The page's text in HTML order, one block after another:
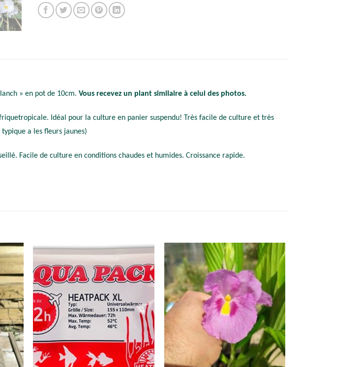
» en pot de 10cm. Vous recevez un plant similaire à celui des photos.
Idéal pour la culture en panier suspendu! Très facile de culture et très
a les fleurs jaunes)
Facile de culture en conditions chaudes et humides. Croissance rapide.